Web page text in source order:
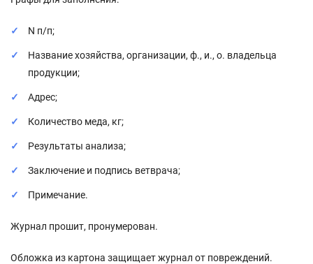
N п/п;
Название хозяйства, организации, ф., и., о. владельца
продукции;
Адрес;
Количество меда, кг;
Результаты анализа;
Заключение и подпись ветврача;
Примечание.
Журнал прошит, пронумерован.
Обложка из картона защищает журнал от повреждений.